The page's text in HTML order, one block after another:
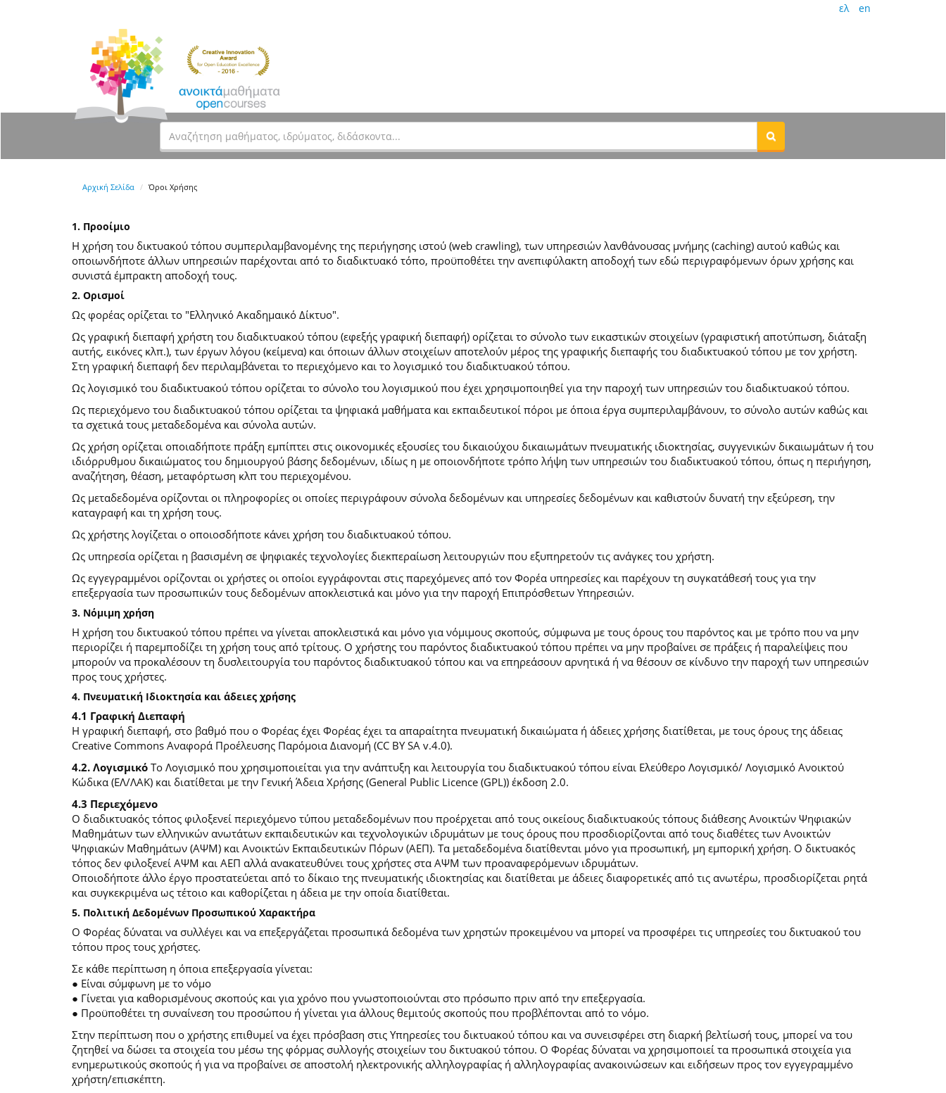
ελ en
Αρχική Σελίδα Όροι Χρήσης
1. Προοίμιο
Η χρήση του δικτυακού τόπου συμπεριλαμβανομένης της περιήγησης ιστού (web crawling), των υπηρεσιών λανθάνουσας μνήμης (caching) αυτού καθώς και
οποιωνδήποτε άλλων υπηρεσιών παρέχονται από το διαδικτυακό τόπο, προϋποθέτει την ανεπιφύλακτη αποδοχή των εδώ περιγραφόμενων όρων χρήσης και
συνιστά έμπρακτη αποδοχή τους.
2. Ορισμοί
Ως φορέας ορίζεται το "Ελληνικό Ακαδημαικό Δίκτυο".
Ως γραφική διεπαφή χρήστη του διαδικτυακού τόπου (εφεξής γραφική διεπαφή) ορίζεται το σύνολο των εικαστικών στοιχείων (γραφιστική αποτύπωση, διάταξη
αυτής, εικόνες κλπ.), των έργων λόγου (κείμενα) και όποιων άλλων στοιχείων αποτελούν μέρος της γραφικής διεπαφής του διαδικτυακού τόπου με τον χρήστη.
Στη γραφική διεπαφή δεν περιλαμβάνεται το περιεχόμενο και το λογισμικό του διαδικτυακού τόπου.
Ως λογισμικό του διαδικτυακού τόπου ορίζεται το σύνολο του λογισμικού που έχει χρησιμοποιηθεί για την παροχή των υπηρεσιών του διαδικτυακού τόπου.
Ως περιεχόμενο του διαδικτυακού τόπου ορίζεται τα ψηφιακά μαθήματα και εκπαιδευτικοί πόροι με όποια έργα συμπεριλαμβάνουν, το σύνολο αυτών καθώς και
τα σχετικά τους μεταδεδομένα και σύνολα αυτών.
Ως χρήση ορίζεται οποιαδήποτε πράξη εμπίπτει στις οικονομικές εξουσίες του δικαιούχου δικαιωμάτων πνευματικής ιδιοκτησίας, συγγενικών δικαιωμάτων ή του
ιδιόρρυθμου δικαιώματος του δημιουργού βάσης δεδομένων, ιδίως η με οποιονδήποτε τρόπο λήψη των υπηρεσιών του διαδικτυακού τόπου, όπως η περιήγηση,
αναζήτηση, θέαση, μεταφόρτωση κλπ του περιεχομένου.
Ως μεταδεδομένα ορίζονται οι πληροφορίες οι οποίες περιγράφουν σύνολα δεδομένων και υπηρεσίες δεδομένων και καθιστούν δυνατή την εξεύρεση, την
καταγραφή και τη χρήση τους.
Ως χρήστης λογίζεται ο οποιοσδήποτε κάνει χρήση του διαδικτυακού τόπου.
Ως υπηρεσία ορίζεται η βασισμένη σε ψηφιακές τεχνολογίες διεκπεραίωση λειτουργιών που εξυπηρετούν τις ανάγκες του χρήστη.
Ως εγγεγραμμένοι ορίζονται οι χρήστες οι οποίοι εγγράφονται στις παρεχόμενες από τον Φορέα υπηρεσίες και παρέχουν τη συγκατάθεσή τους για την
επεξεργασία των προσωπικών τους δεδομένων αποκλειστικά και μόνο για την παροχή Επιπρόσθετων Υπηρεσιών.
3. Νόμιμη χρήση
Η χρήση του δικτυακού τόπου πρέπει να γίνεται αποκλειστικά και μόνο για νόμιμους σκοπούς, σύμφωνα με τους όρους του παρόντος και με τρόπο που να μην
περιορίζει ή παρεμποδίζει τη χρήση τους από τρίτους. Ο χρήστης του παρόντος διαδικτυακού τόπου πρέπει να μην προβαίνει σε πράξεις ή παραλείψεις που
μπορούν να προκαλέσουν τη δυσλειτουργία του παρόντος διαδικτυακού τόπου και να επηρεάσουν αρνητικά ή να θέσουν σε κίνδυνο την παροχή των υπηρεσιών
προς τους χρήστες.
4. Πνευματική Ιδιοκτησία και άδειες χρήσης
4.1 Γραφική Διεπαφή
Η γραφική διεπαφή, στο βαθμό που ο Φορέας έχει Φορέας έχει τα απαραίτητα πνευματική δικαιώματα ή άδειες χρήσης διατίθεται, με τους όρους της άδειας
Creative Commons Αναφορά Προέλευσης Παρόμοια Διανομή (CC BY SA v.4.0).
4.2. ΛογισμικόΤο Λογισμικό που χρησιμοποιείται για την ανάπτυξη και λειτουργία του διαδικτυακού τόπου είναι Ελεύθερο Λογισμικό/ Λογισμικό Ανοικτού
Κώδικα (ΕΛ/ΛΑΚ) και διατίθεται με την Γενική Άδεια Χρήσης (General Public Licence (GPL)) έκδοση 2.0.
4.3 Περιεχόμενο
O διαδικτυακός τόπος φιλοξενεί περιεχόμενο τύπου μεταδεδομένων που προέρχεται από τους οικείους διαδικτυακούς τόπους διάθεσης Ανοικτών Ψηφιακών
Μαθημάτων των ελληνικών ανωτάτων εκπαιδευτικών και τεχνολογικών ιδρυμάτων με τους όρους που προσδιορίζονται από τους διαθέτες των Ανοικτών
Ψηφιακών Μαθημάτων (ΑΨΜ) και Ανοικτών Εκπαιδευτικών Πόρων (ΑΕΠ). Τα μεταδεδομένα διατίθενται μόνο για προσωπική, μη εμπορική χρήση. Ο δικτυακός
τόπος δεν φιλοξενεί ΑΨΜ και ΑΕΠ αλλά ανακατευθύνει τους χρήστες στα ΑΨΜ των προαναφερόμενων ιδρυμάτων.
Οποιοδήποτε άλλο έργο προστατεύεται από το δίκαιο της πνευματικής ιδιοκτησίας και διατίθεται με άδειες διαφορετικές από τις ανωτέρω, προσδιορίζεται ρητά
και συγκεκριμένα ως τέτοιο και καθορίζεται η άδεια με την οποία διατίθεται.
5. Πολιτική Δεδομένων Προσωπικού Χαρακτήρα
Ο Φορέας δύναται να συλλέγει και να επεξεργάζεται προσωπικά δεδομένα των χρηστών προκειμένου να μπορεί να προσφέρει τις υπηρεσίες του δικτυακού του
τόπου προς τους χρήστες.
Σε κάθε περίπτωση η όποια επεξεργασία γίνεται:
● Είναι σύμφωνη με το νόμο
● Γίνεται για καθορισμένους σκοπούς και για χρόνο που γνωστοποιούνται στο πρόσωπο πριν από την επεξεργασία.
● Προϋποθέτει τη συναίνεση του προσώπου ή γίνεται για άλλους θεμιτούς σκοπούς που προβλέπονται από το νόμο.
Στην περίπτωση που ο χρήστης επιθυμεί να έχει πρόσβαση στις Υπηρεσίες του δικτυακού τόπου και να συνεισφέρει στη διαρκή βελτίωσή τους, μπορεί να του
ζητηθεί να δώσει τα στοιχεία του μέσω της φόρμας συλλογής στοιχείων του δικτυακού τόπου. Ο Φορέας δύναται να χρησιμοποιεί τα προσωπικά στοιχεία για
ενημερωτικούς σκοπούς ή για να προβαίνει σε αποστολή ηλεκτρονικής αλληλογραφίας ή αλληλογραφίας ανακοινώσεων και ειδήσεων προς τον εγγεγραμμένο
χρήστη/επισκέπτη.